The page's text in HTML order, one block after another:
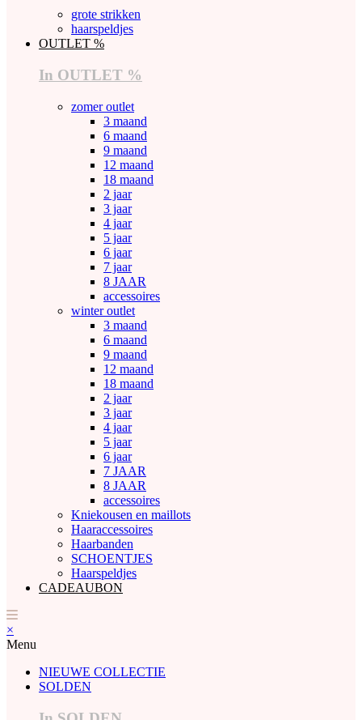
grote strikken
haarspeldjes
OUTLET %
In OUTLET %
zomer outlet
3 maand
6 maand
9 maand
12 maand
18 maand
2 jaar
3 jaar
4 jaar
5 jaar
6 jaar
7 jaar
8 JAAR
accessoires
winter outlet
3 maand
6 maand
9 maand
12 maand
18 maand
2 jaar
3 jaar
4 jaar
5 jaar
6 jaar
7 JAAR
8 JAAR
accessoires
Kniekousen en maillots
Haaraccessoires
Haarbanden
SCHOENTJES
Haarspeldjes
CADEAUBON
×
Menu
NIEUWE COLLECTIE
SOLDEN